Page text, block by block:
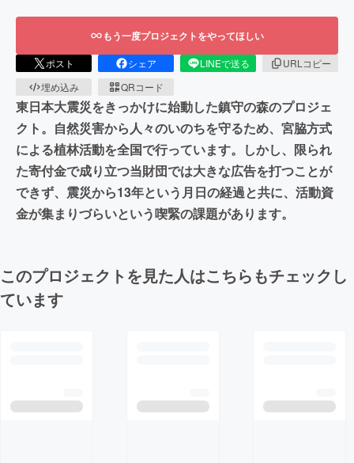
もう一度プロジェクトをやってほしい
ポスト シェア LINEで送る
URLコピー
埋め込み
QRコード
東日本大震災をきっかけに始動した鎮守の森のプロジェ
クト。自然災害から人々のいのちを守るため、宮脇方式
による植林活動を全国で行っています。しかし、限られ
た寄付金で成り立つ当財団では大きな広告を打つことが
できず、震災から13年という月日の経過と共に、活動資
金が集まりづらいという喫緊の課題があります。
このプロジェクトを見た人はこちらもチェックし
ています